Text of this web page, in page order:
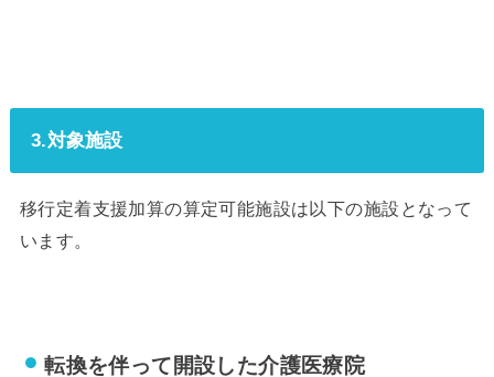
3.対象施設
移行定着支援加算の算定可能施設は以下の施設となって
います。
転換を伴って開設した介護医療院